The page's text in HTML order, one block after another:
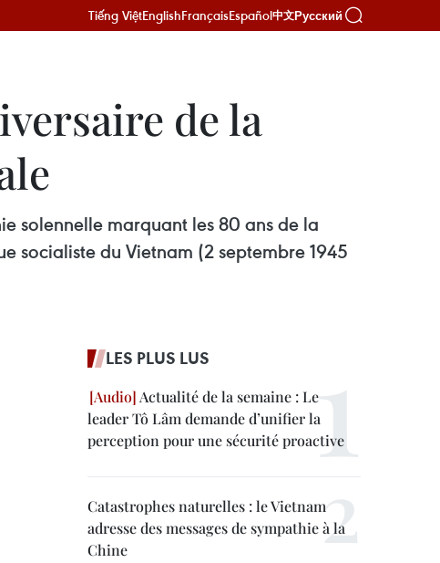
Tiếng ViệtEnglishFrançaisEspañol中文Русский
de la
solennelle marquant les 80 ans de la
socialiste du Vietnam (2 septembre 1945
LES PLUS LUS
Actualité de la semaine : Le
leader Tô Lâm demande d’unifier la
perception pour une sécurité proactive
Catastrophes naturelles : le Vietnam
adresse des messages de sympathie à la
Chine